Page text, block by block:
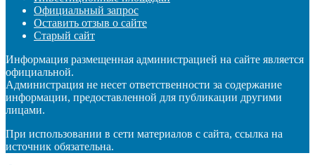
Официальный запрос
Оставить отзыв о сайте
Старый сайт
Информация размещенная администрацией на сайте является
официальной.
Администрация не несет ответственности за содержание
информации, предоставленной для публикации другими
лицами.
При использовании в сети материалов с сайта, ссылка на
источник обязательна.